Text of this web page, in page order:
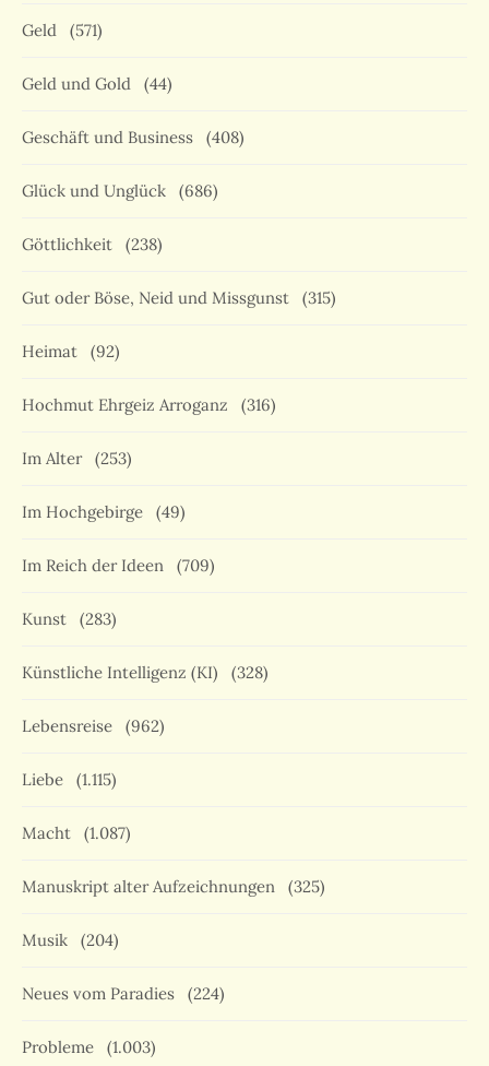
Geld (571)
Geld und Gold (44)
Geschäft und Business (408)
Glück und Unglück (686)
Göttlichkeit (238)
Gut oder Böse, Neid und Missgunst (315)
Heimat (92)
Hochmut Ehrgeiz Arroganz (316)
Im Alter (253)
Im Hochgebirge (49)
Im Reich der Ideen (709)
Kunst (283)
Künstliche Intelligenz (KI) (328)
Lebensreise (962)
Liebe (1.115)
Macht (1.087)
Manuskript alter Aufzeichnungen (325)
Musik (204)
Neues vom Paradies (224)
Probleme (1.003)